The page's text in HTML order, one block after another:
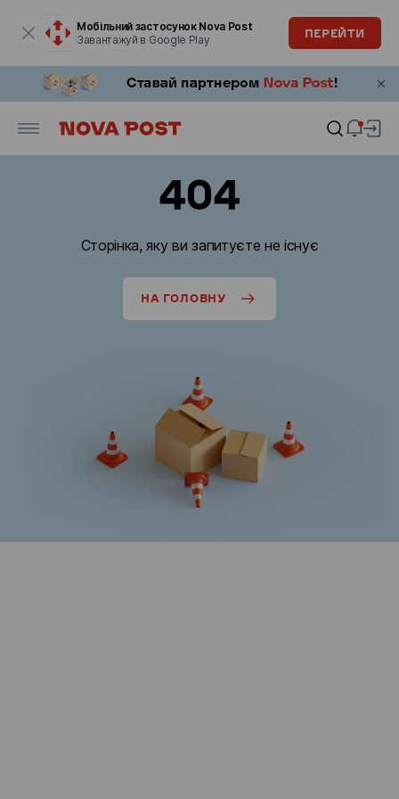
Мобільний застосунок Nova Post
Завантажуй в Google Play
ПЕРЕЙТИ
404
Сторінка, яку ви запитуєте не існує
НА ГОЛОВНУ